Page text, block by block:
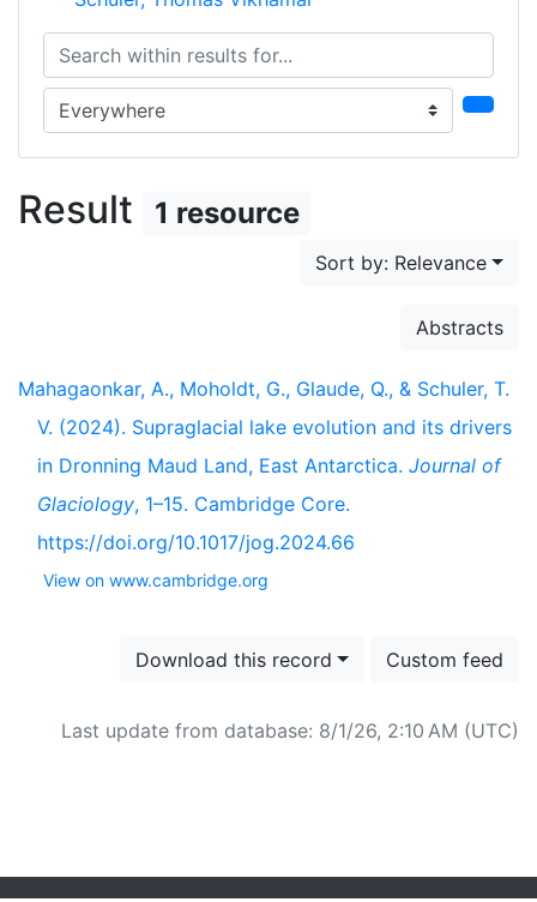
Search within results for...
Search in...
Result 1 resource
Sort by: Relevance
Abstracts
Mahagaonkar, A., Moholdt, G., Glaude, Q., & Schuler, T.
V. (2024). Supraglacial lake evolution and its drivers
in Dronning Maud Land, East Antarctica. Journal of
Glaciology, 1–15. Cambridge Core.
https://doi.org/10.1017/jog.2024.66
View on www.cambridge.org
Download this record Custom feed
Last update from database: 8/1/26, 2:10 AM (UTC)